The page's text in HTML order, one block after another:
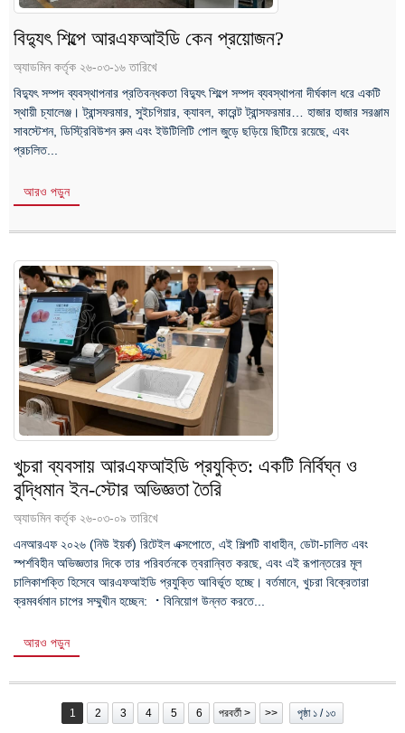
বিদ্যুৎ শিল্পে আরএফআইডি কেন প্রয়োজন?
অ্যাডমিন কর্তৃক ২৬-০৩-১৬ তারিখে
বিদ্যুৎ সম্পদ ব্যবস্থাপনার প্রতিবন্ধকতা বিদ্যুৎ শিল্পে সম্পদ ব্যবস্থাপনা দীর্ঘকাল ধরে একটি
স্থায়ী চ্যালেঞ্জ। ট্রান্সফরমার, সুইচগিয়ার, ক্যাবল, কারেন্ট ট্রান্সফরমার… হাজার হাজার সরঞ্জাম
সাবস্টেশন, ডিস্ট্রিবিউশন রুম এবং ইউটিলিটি পোল জুড়ে ছড়িয়ে ছিটিয়ে রয়েছে, এবং
প্রচলিত...
আরও পড়ুন
খুচরা ব্যবসায় আরএফআইডি প্রযুক্তি: একটি নির্বিঘ্ন ও
বুদ্ধিমান ইন-স্টোর অভিজ্ঞতা তৈরি
অ্যাডমিন কর্তৃক ২৬-০৩-০৯ তারিখে
এনআরএফ ২০২৬ (নিউ ইয়র্ক) রিটেইল এক্সপোতে, এই শিল্পটি বাধাহীন, ডেটা-চালিত এবং
স্পর্শবিহীন অভিজ্ঞতার দিকে তার পরিবর্তনকে ত্বরান্বিত করছে, এবং এই রূপান্তরের মূল
চালিকাশক্তি হিসেবে আরএফআইডি প্রযুক্তি আবির্ভূত হচ্ছে। বর্তমানে, খুচরা বিক্রেতারা
ক্রমবর্ধমান চাপের সম্মুখীন হচ্ছেন: ⠐ বিনিয়োগ উন্নত করতে...
আরও পড়ুন
1 2 3 4 5 6 পরবর্তী > >> পৃষ্ঠা ১ / ১৩